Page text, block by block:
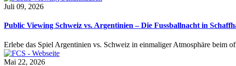
Juli 09, 2026
Public Viewing Schweiz vs. Argentinien – Die Fussballnacht in
Erlebe das Spiel Argentinien vs. Schweiz in einmaliger Atmosphäre
Mai 22, 2026